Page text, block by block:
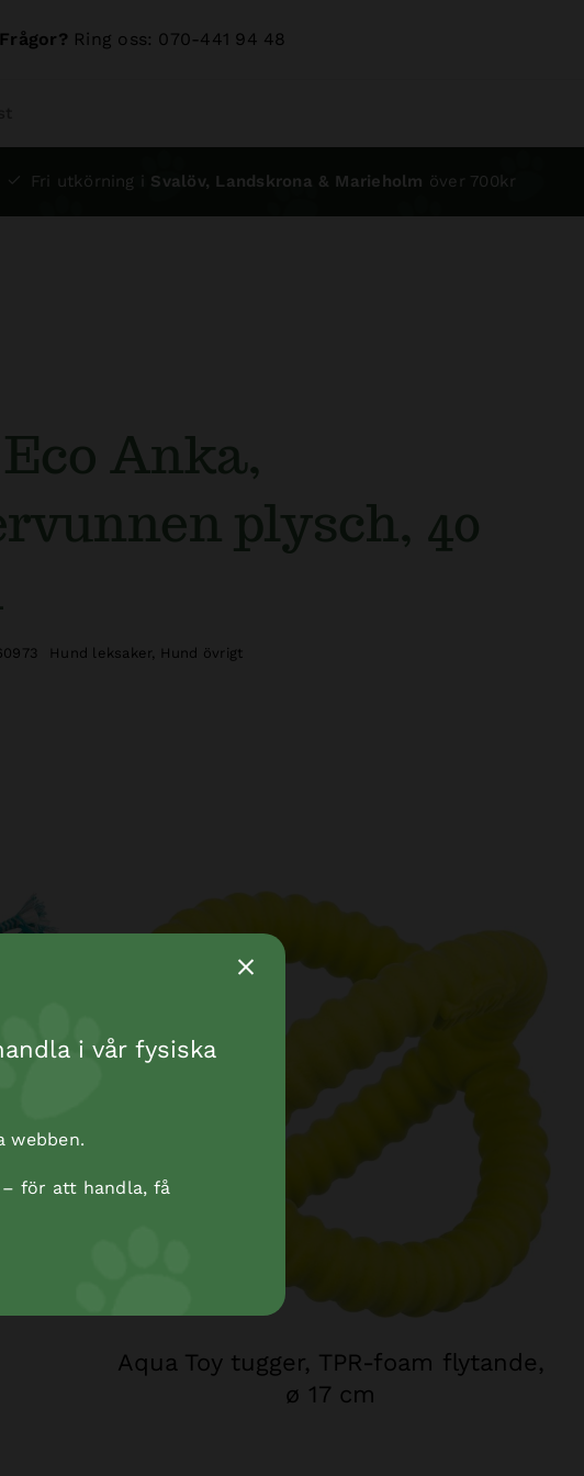
Frågor? Ring oss: 070-441 94 48
Fri utkörning i Svalöv, Landskrona & Marieholm över 700kr
Anka,
plysch, 40
Hund leksaker Hund övrigt
Aqua Toy tugger, TPR-foam flytande,
ø 17 cm
i vår fysiska
webben.
för att handla, få